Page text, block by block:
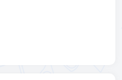
etkinlikleri